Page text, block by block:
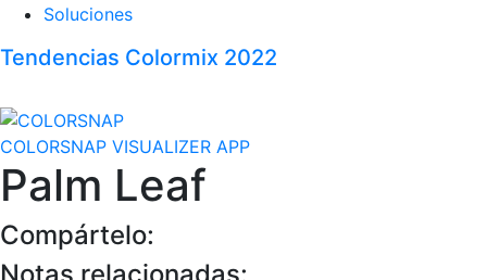
Soluciones
Tendencias Colormix 2022
COLORSNAP VISUALIZER APP
Palm Leaf
Compártelo:
Notas relacionadas: